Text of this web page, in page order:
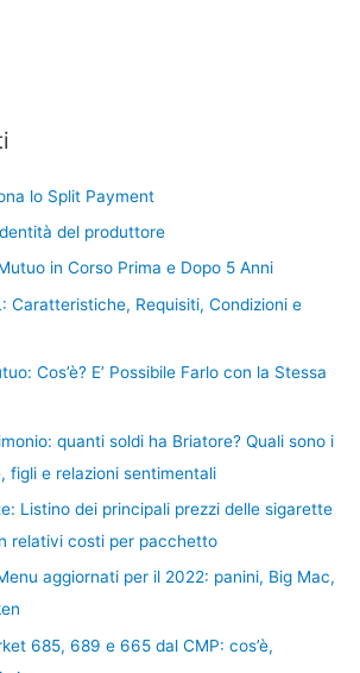
lo Split Payment
del produttore
in Corso Prima e Dopo 5 Anni
Caratteristiche, Requisiti, Condizioni e
Cos’è? E’ Possibile Farlo con la Stessa
quanti soldi ha Briatore? Quali sono i
figli e relazioni sentimentali
Listino dei principali prezzi delle sigarette
relativi costi per pacchetto
aggiornati per il 2022: panini, Big Mac,
685, 689 e 665 dal CMP: cos’è,